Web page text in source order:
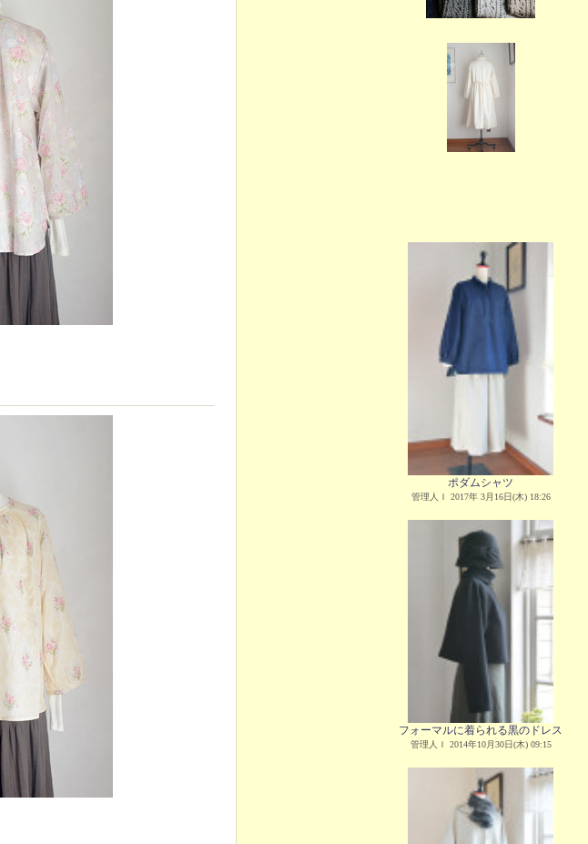
ポダムシャツ
管理人Ｉ 2017年 3月16日(木) 18:26
フォーマルに着られる黒のドレス
管理人Ｉ 2014年10月30日(木) 09:15